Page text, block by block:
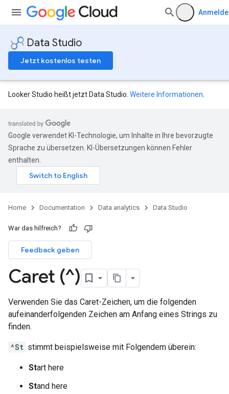
Data Studio
Jetzt kostenlos testen
Looker Studio heißt jetzt Data Studio. Weitere Informationen
Google verwendet KI-Technologie, um Inhalte in Ihre bevorzugte
Sprache zu übersetzen. KI-Übersetzungen können Fehler
enthalten.
Home Documentation Data analytics Data Studio
War das hilfreich?
Feedback geben
Caret (^)
Verwenden Sie das Caret-Zeichen, um die folgenden
aufeinanderfolgenden Zeichen am Anfang eines Strings zu
finden.
^St stimmt beispielsweise mit Folgendem überein:
Start here
Stand here